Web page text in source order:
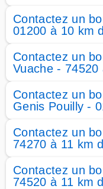
Contactez un
01200 à 10 km
Contactez un
Vuache -
Contactez un
Genis Pouilly -
Contactez un
74270 à 11 km
Contactez un
74520 à 11 km